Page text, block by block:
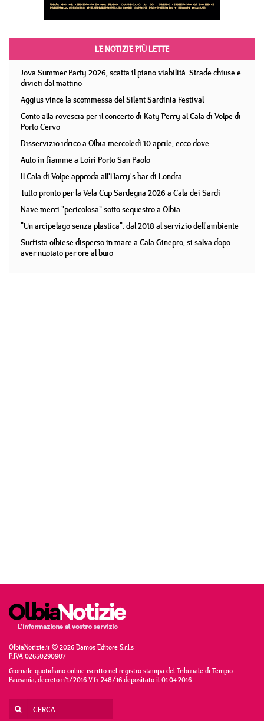
LE NOTIZIE PIÙ LETTE
Jova Summer Party 2026, scatta il piano viabilità. Strade chiuse e
divieti dal mattino
Aggius vince la scommessa del Silent Sardinia Festival
Conto alla rovescia per il concerto di Katy Perry al Cala di Volpe di
Porto Cervo
Disservizio idrico a Olbia mercoledì 10 aprile, ecco dove
Auto in fiamme a Loiri Porto San Paolo
Il Cala di Volpe approda all'Harry's bar di Londra
Tutto pronto per la Vela Cup Sardegna 2026 a Cala dei Sardi
Nave merci "pericolosa" sotto sequestro a Olbia
"Un arcipelago senza plastica": dal 2018 al servizio dell'ambiente
Surfista olbiese disperso in mare a Cala Ginepro, si salva dopo
aver nuotato per ore al buio
OlbiaNotizie.it © 2026 Damos Editore S.r.l.s
P.IVA 02650290907
Giornale quotidiano online iscritto nel registro stampa del Tribunale di Tempio
Pausania, decreto n°1/2016 V.G. 248/16 depositato il 01.04.2016